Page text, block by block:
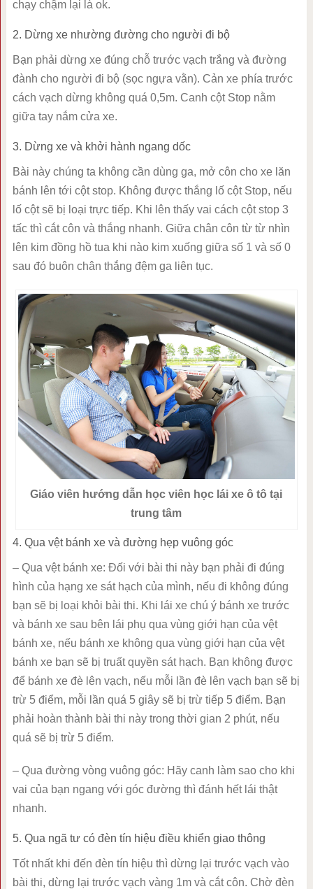
chạy chậm lại là ok.
2. Dừng xe nhường đường cho người đi bộ
Bạn phải dừng xe đúng chỗ trước vạch trắng và đường
đành cho người đi bộ (sọc ngựa vằn). Cản xe phía trước
cách vạch dừng không quá 0,5m. Canh cột Stop nằm
giữa tay nắm cửa xe.
3. Dừng xe và khởi hành ngang dốc
Bài này chúng ta không cần dùng ga, mở côn cho xe lăn
bánh lên tới cột stop. Không được thắng lố cột Stop, nếu
lố cột sẽ bị loại trực tiếp. Khi lên thấy vai cách cột stop 3
tấc thì cắt côn và thắng nhanh. Giữa chân côn từ từ nhìn
lên kim đồng hồ tua khi nào kim xuống giữa số 1 và số 0
sau đó buôn chân thắng đệm ga liên tục.
Giáo viên hướng dẫn học viên học lái xe ô tô tại
trung tâm
4. Qua vệt bánh xe và đường hẹp vuông góc
– Qua vệt bánh xe: Đối với bài thi này bạn phải đi đúng
hình của hạng xe sát hạch của mình, nếu đi không đúng
bạn sẽ bị loại khỏi bài thi. Khi lái xe chú ý bánh xe trước
và bánh xe sau bên lái phụ qua vùng giới hạn của vệt
bánh xe, nếu bánh xe không qua vùng giới hạn của vệt
bánh xe bạn sẽ bị truất quyền sát hạch. Bạn không được
để bánh xe đè lên vạch, nếu mỗi lần đè lên vạch bạn sẽ bị
trừ 5 điểm, mỗi lần quá 5 giây sẽ bị trừ tiếp 5 điểm. Bạn
phải hoàn thành bài thi này trong thời gian 2 phút, nếu
quá sẽ bị trừ 5 điểm.
– Qua đường vòng vuông góc: Hãy canh làm sao cho khi
vai của bạn ngang với góc đường thì đánh hết lái thật
nhanh.
5. Qua ngã tư có đèn tín hiệu điều khiển giao thông
Tốt nhất khi đến đèn tín hiệu thì dừng lại trước vạch vào
bài thi, dừng lại trước vạch vàng 1m và cắt côn. Chờ đèn